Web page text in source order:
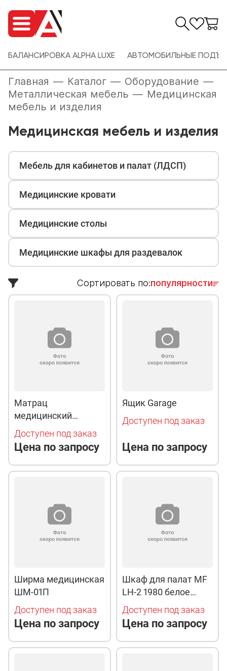
БАЛАНСИРОВКА ALPHA LUXE АВТОМОБИЛЬНЫЕ
Главная — Каталог — Оборудование —
Металлическая мебель — Медицинская
мебель и изделия
Медицинская мебель и изделия
Мебель для кабинетов и палат (ЛДСП)
Медицинские кровати
Медицинские столы
Медицинские шкафы для раздевалок
Сортировать по:популярности
Матрац
медицинский
беспружинный с
водонепроницаемым
чехлом НПВ_В 8242
Доступен под заказ
Цена по запросу
Ящик Garage
Доступен под заказ
Цена по запросу
Ширма медицинская
ШМ-01П
Доступен под заказ
Цена по запросу
Шкаф для палат MF
LH-2 1980 белое
дерево
Доступен под заказ
Цена по запросу